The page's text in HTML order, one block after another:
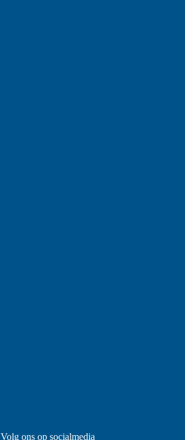
Volg ons op socialmedia